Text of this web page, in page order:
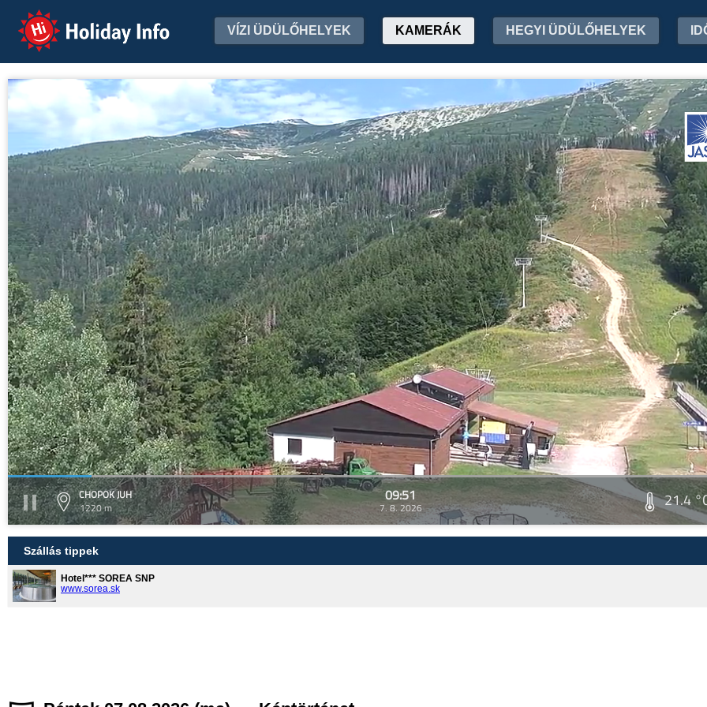
Holiday Info VÍZI ÜDÜLŐHELYEK KAMERÁK HEGYI ÜDÜLŐHELYEK
CHOPOK JUH
1220 m
09:51
7. 8. 2026 21.4
Szállás tippek
Hotel*** SOREA SNP
www.sorea.sk